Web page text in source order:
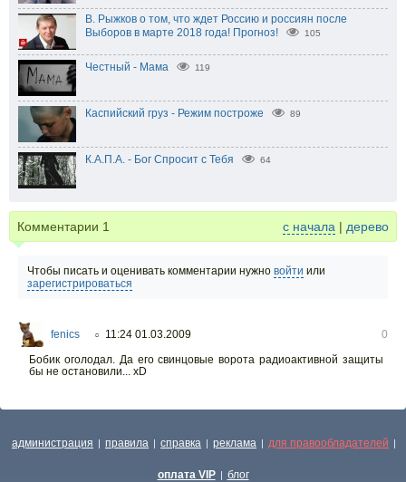
В. Рыжков о том, что ждет Россию и россиян после
Выборов в марте 2018 года! Прогноз!
105
Честный - Мама 119
Каспийский груз - Режим построже 89
К.А.П.А. - Бог Спросит с Тебя 64
Комментарии 1 с начала | дерево
Чтобы писать и оценивать комментарии нужно войти или
зарегистрироваться
fenics ○ 11:24 01.03.2009
0
Бобик оголодал. Да его свинцовые ворота радиоактивной защиты
бы не остановили... xD
администрация | правила | справка | реклама | для правообладателей |
оплата VIP | блог